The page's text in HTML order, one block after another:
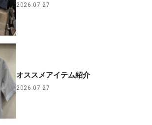
2026.07.27
オススメアイテム紹介
2026.07.27